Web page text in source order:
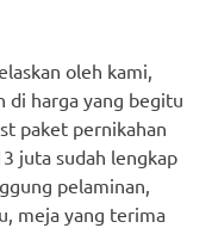
oleh kami,
di harga yang begitu
paket pernikahan
juta sudah lengkap
pelaminan,
meja yang terima